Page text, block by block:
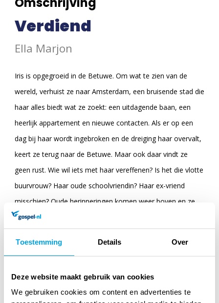
Toestemming Details Over
Deze website maakt gebruik van cookies
We gebruiken cookies om content en advertenties te
Verdiend
Ella Marjon
Iris is opgegroeid in de Betuwe. Om wat te zien van de
wereld, verhuist ze naar Amsterdam, een bruisende stad die
haar alles biedt wat ze zoekt: een uitdagende baan, een
heerlijk appartement en nieuwe contacten. Als er op een
dag bij haar wordt ingebroken en de dreiging haar overvalt,
keert ze terug naar de Betuwe. Maar ook daar vindt ze
geen rust. Wie wil iets met haar vereffenen? Is het die vlotte
buurvrouw? Haar oude schoolvriendin? Haar ex-vriend
misschien? Oude herinneringen komen weer boven en ze
wantrouwt haar nieuwe vrijheid. Terwijl de gebeurtenissen
eigen leven. Er zijn daders en slachtoffers en soms is er